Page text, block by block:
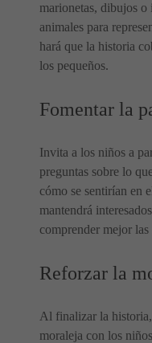
marionetas, dibujos o
animales para
hará que la historia
los pequeños.
Fomentar la
Invita a los niños a
preguntas sobre lo
cómo se sentirían en
mantendrá
comprender mejor las
Reforzar la
Al finalizar la
moraleja con los